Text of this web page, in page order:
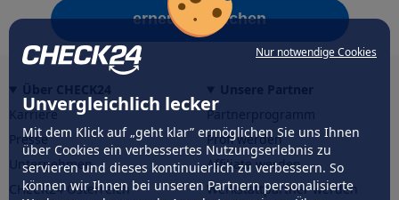
Nur notwendige Cookies
Unvergleichlich lecker
Mit dem Klick auf „geht klar” ermöglichen Sie uns Ihnen
über Cookies ein verbessertes Nutzungserlebnis zu
servieren und dieses kontinuierlich zu verbessern. So
können wir Ihnen bei unseren Partnern personalisierte
erneut versuchen
Karriere
Presse
Unternehmen
CHECK24 Österreich
Partnerprogramm
Profi werden
Affiliate werden
Werkstattpartner werden